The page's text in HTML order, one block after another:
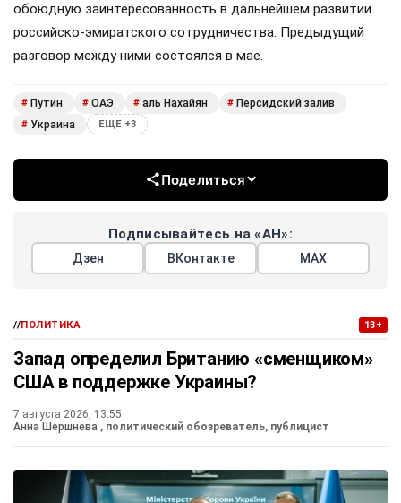
обоюдную заинтересованность в дальнейшем развитии
российско-эмиратского сотрудничества. Предыдущий
разговор между ними состоялся в мае.
# Путин # ОАЭ # аль Нахайян # Персидский залив
# Украина ЕЩЕ +3
Поделиться
Подписывайтесь на «АН»:
Дзен ВКонтакте МАХ
//ПОЛИТИКА 13+
Запад определил Британию «сменщиком»
США в поддержке Украины?
7 августа 2026, 13:55
Анна Шершнева , политический обозреватель, публицист